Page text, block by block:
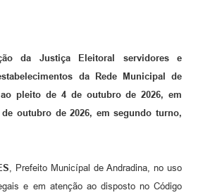
da Justiça Eleitoral servidores e
da Rede Municipal de
pleito de 4 de outubro de 2026, em
outubro de 2026, em segundo turno,
, Prefeito Municípal de Andradina, no uso
e em atenção ao disposto no Código